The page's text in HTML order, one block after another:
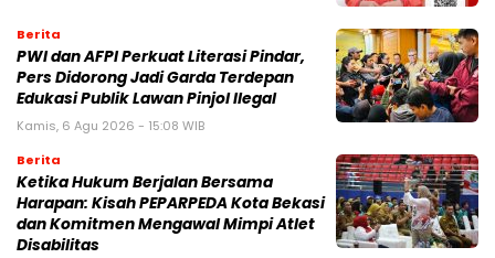
Berita
PWI dan AFPI Perkuat Literasi Pindar,
Pers Didorong Jadi Garda Terdepan
Edukasi Publik Lawan Pinjol Ilegal
Kamis, 6 Agu 2026 - 15:08 WIB
Berita
Ketika Hukum Berjalan Bersama
Harapan: Kisah PEPARPEDA Kota Bekasi
dan Komitmen Mengawal Mimpi Atlet
Disabilitas